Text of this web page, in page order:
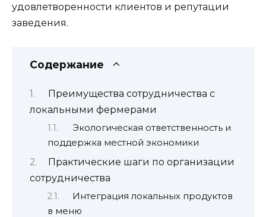
удовлетворенности клиентов и репутации
заведения.
Содержание
Преимущества сотрудничества с
локальными фермерами
Экологическая ответственность и
поддержка местной экономики
Практические шаги по организации
сотрудничества
Интеграция локальных продуктов
в меню